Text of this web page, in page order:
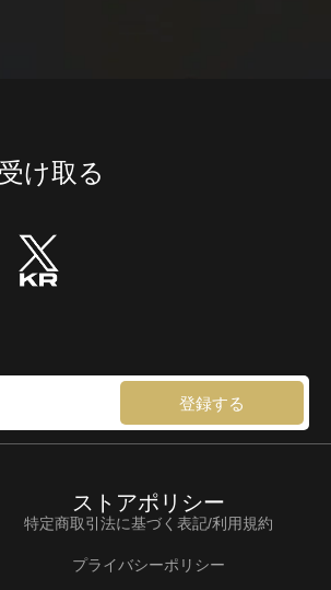
け取る
登録する
ストアポリシー
特定商取引法に基づく表記/利用規約
プライバシーポリシー